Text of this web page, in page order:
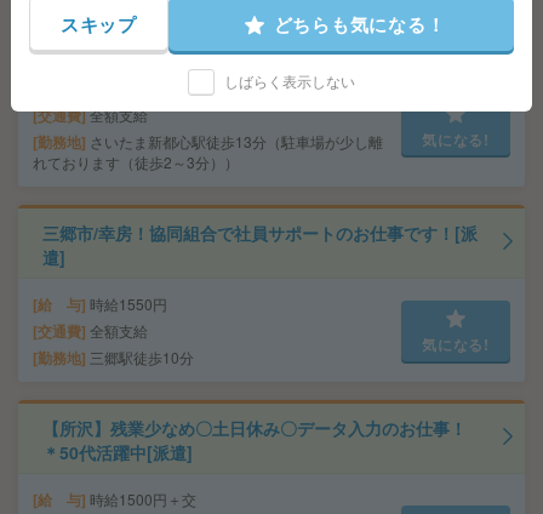
《16時半まで》勤務日数の相談OK！残業なし！車両番号
等のデータ入力＊車通勤可[派遣]
時給1600円 月収例 192,000円
交通費 全額支給
勤務地 さいたま新都心駅徒歩13分（駐車場が少し離
れております（徒歩2～3分））
気になる!
三郷市/幸房！協同組合で社員サポートのお仕事です！[派
遣]
給 与 時給1550円
交通費 全額支給
勤務地 三郷駅徒歩10分
気になる!
【所沢】残業少なめ〇土日休み〇データ入力のお仕事！
＊50代活躍中[派遣]
給 与 時給1500円＋交
スキップ どちらも気になる！
しばらく表示しない